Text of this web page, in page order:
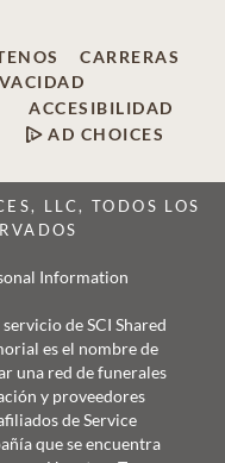
CARRERAS
ACCESIBILIDAD
AD CHOICES
LLC, TODOS LOS
Information
de SCI Shared
es el nombre de
una red de funerales
y proveedores
de Service
que se encuentra